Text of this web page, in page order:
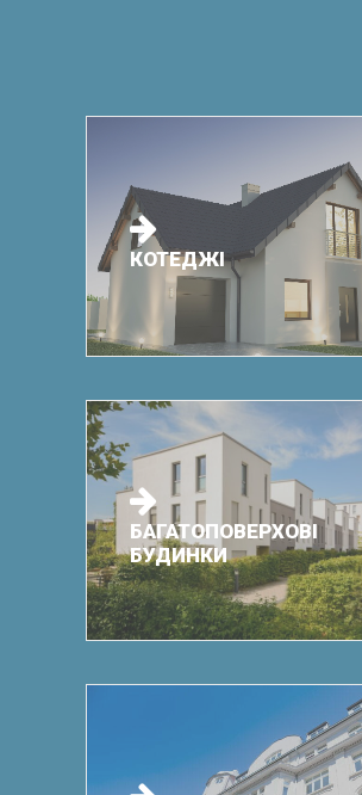
RECEPTURY
КОТЕДЖІ
БАГАТОПОВЕРХОВІ
БУДИНКИ